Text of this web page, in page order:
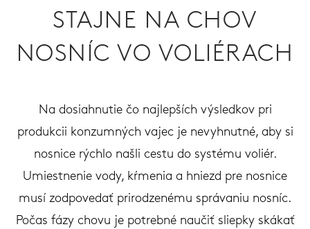
STAJNE NA CHOV
NOSNÍC VO VOLIÉRACH
Na dosiahnutie čo najlepších výsledkov pri
produkcii konzumných vajec je nevyhnutné, aby si
nosnice rýchlo našli cestu do systému voliér.
Umiestnenie vody, kŕmenia a hniezd pre nosnice
musí zodpovedať prirodzenému správaniu nosníc.
Počas fázy chovu je potrebné naučiť sliepky skákať